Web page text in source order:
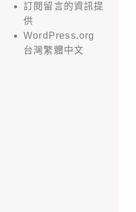
訂閱留言的資訊提
供
WordPress.org
台灣繁體中文